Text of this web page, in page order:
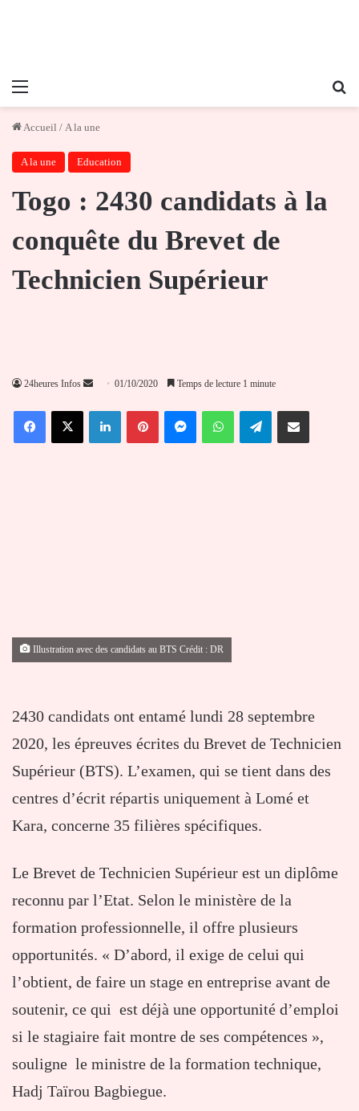
Menu
Accueil / A la une
A la une Education
Togo : 2430 candidats à la
conquête du Brevet de
Technicien Supérieur
24heures Infos
Envoyer
courriel
01/10/2020 Temps de lecture 1 minute
FacebookX LinkedinPinterestMessengerWhatsAppTelegramPartager par email
Illustration avec des candidats au BTS Crédit : DR
2430 candidats ont entamé lundi 28 septembre
2020, les épreuves écrites du Brevet de Technicien
Supérieur (BTS). L’examen, qui se tient dans des
centres d’écrit répartis uniquement à Lomé et
Kara, concerne 35 filières spécifiques.
Le Brevet de Technicien Supérieur est un diplôme
reconnu par l’Etat. Selon le ministère de la
formation professionnelle, il offre plusieurs
opportunités. « D’abord, il exige de celui qui
l’obtient, de faire un stage en entreprise avant de
soutenir, ce qui est déjà une opportunité d’emploi
si le stagiaire fait montre de ses compétences »,
souligne le ministre de la formation technique,
Hadj Taïrou Bagbiegue.